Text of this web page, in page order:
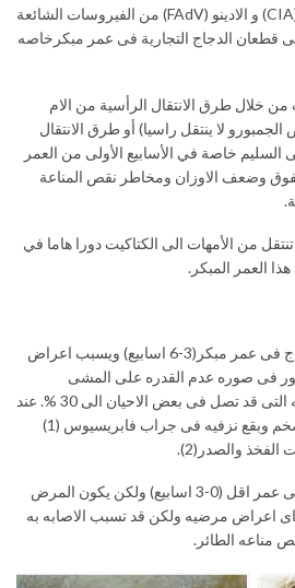
(ARV) ، انيميا الطيورالمعدي (CIA) و الادينو (FAdV) من الفيروسات الشائعة
قطعان الدجاج التجارية فى عمر مبكرخاصه
من خلال طرق الانتقال الرأسية من الام
لا ينتقل راسيا) أو طرق الانتقال
السليم خاصة في الأسابيع الأولى من العمر
وضعف الاوزان ومخاطر نقص المناعة
من الأمهات الى الكتاكيت دورا هاما في
العمر المبكر.
يصيب فيروس الجمبورو الدجاج فى عمر مبكر(3-6 اسابيع) ويسبب اعراض
فى صوره عدم القدره على المشى
والاسهال ونسبة النفوق العاليه التى قد تصل فى بعض الاحيان الى 30 %. عند
تشريح الطيور المصابه نجد تضخم وبقع نزفيه فى جراب فابريسيوس (1)
والصدر(2).
وقد يصيب الفيروس الطيور فى عمر اقل (0-3 اسابيع) ولكن يكون المرض
اى اعراض مرضيه ولكن قد تسبب الاصابه به
مناعه الطائر.